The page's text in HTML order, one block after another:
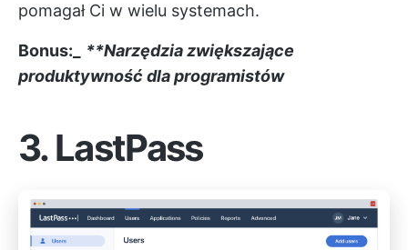
pomagał Ci w wielu systemach.
Bonus:_
**Narzędzia zwiększające
produktywność dla programistów
3. LastPass